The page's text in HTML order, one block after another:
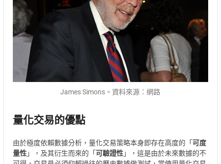
James Simons。資料來源：網路
量化交易的優點
由於極度依賴數據分析，量化交易策略本身即存在高度的「可度
量性」，及其衍生而來的「可驗證性」，這是由於未來數據的不